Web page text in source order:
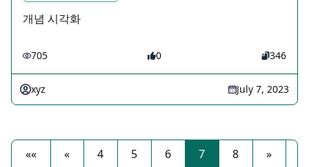
개념 시각화
705 0 346
xyz July 7, 2023
«« « 4 5 6 7 8
»